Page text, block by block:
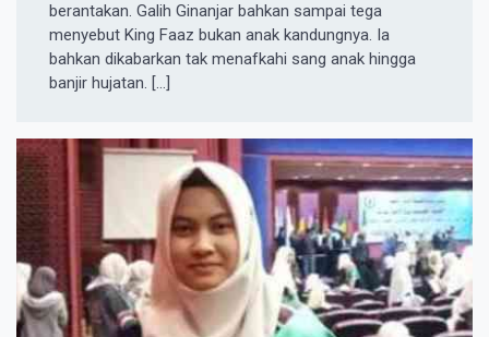
berantakan. Galih Ginanjar bahkan sampai tega
menyebut King Faaz bukan anak kandungnya. Ia
bahkan dikabarkan tak menafkahi sang anak hingga
banjir hujatan. […]